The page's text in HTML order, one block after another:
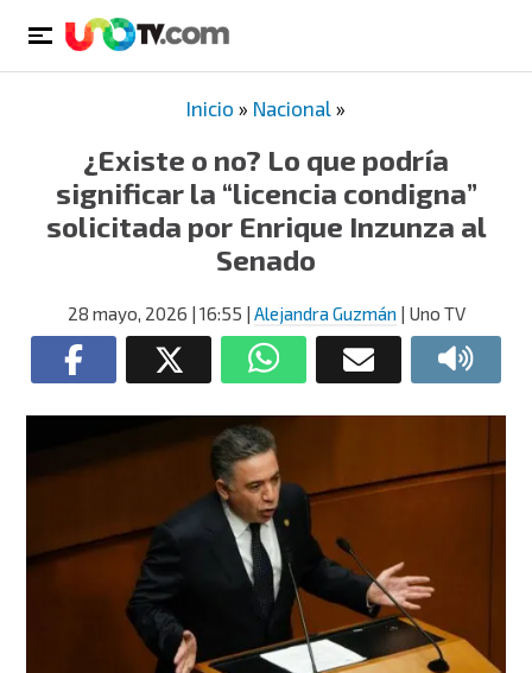
Inicio » Nacional »
¿Existe o no? Lo que podría
significar la “licencia condigna”
solicitada por Enrique Inzunza al
Senado
28 mayo, 2026 | 16:55 | Alejandra Guzmán | Uno TV